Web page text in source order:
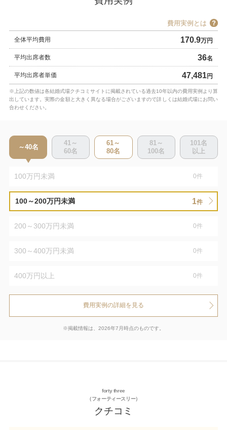
費用実例とは
全体平均費用 170.9万円
平均出席者数 36名
平均出席者単価 47,481円
※上記の数値は各結婚式場クチコミサイトに掲載されている過去10年以内の費用実例より算
出しています。実際の金額と大きく異なる場合がございますので詳しくは結婚式場にお問い
合わせください。
～40名
41～
60名
61～
80名
81～
100名
101 名
以上
100万円未満 0件
100～200万円未満 1件
200～300万円未満 0件
300～400万円未満 0件
400万円以上 0件
費用実例の詳細を見る
※掲載情報は、2026年7月時点のものです。
forty three
（フォーティースリー）
クチコミ